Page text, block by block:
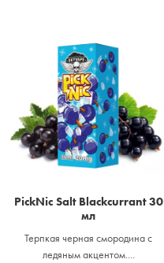
PickNic Salt Blackcurrant 30
мл
Терпкая черная смородина с
ледяным акцентом....